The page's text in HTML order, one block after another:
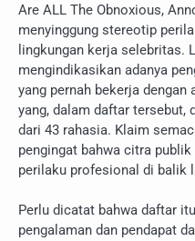
Are ALL The Obnoxious,
menyinggung stereotip
lingkungan kerja selebritas.
mengindikasikan adanya
yang pernah bekerja
yang, dalam daftar tersebut,
dari 43 rahasia. Klaim
pengingat bahwa citra
perilaku profesional di balik
Perlu dicatat bahwa daftar
pengalaman dan pendapat